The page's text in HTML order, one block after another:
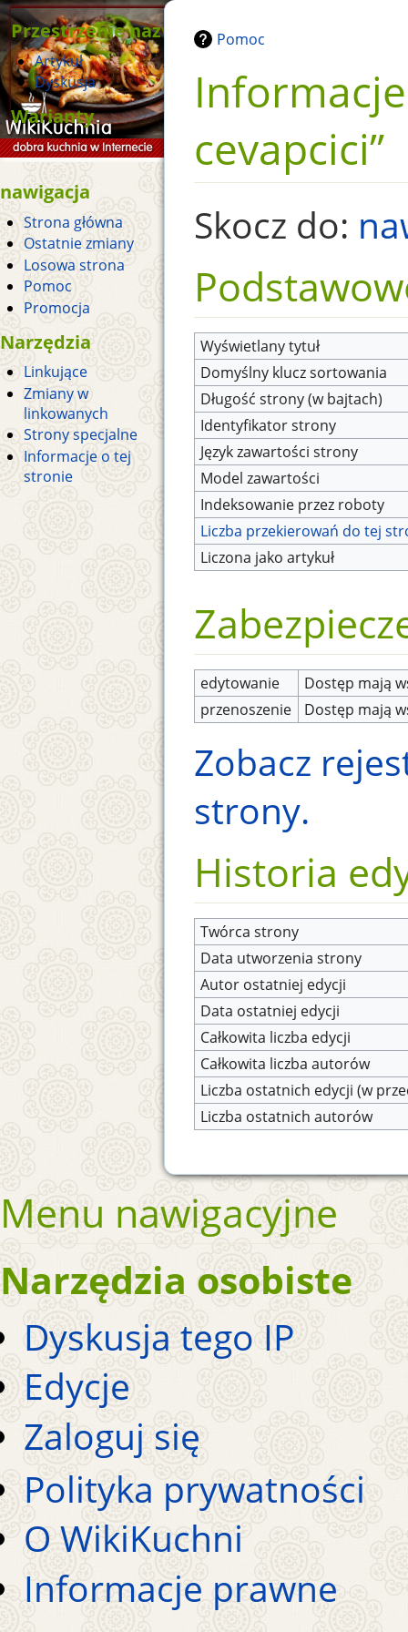
Pomoc
cevapcici”
Skocz do:
Wyświetlany tytuł
Domyślny klucz sortowania
Długość strony (w bajtach)
Identyfikator strony
Język zawartości strony
Model zawartości
Indeksowanie przez roboty
Liczba przekierowań do tej
Liczona jako artykuł
edytowanie
Dostęp mają
przenoszenie
Dostęp mają
Zobacz
strony.
Historia
Twórca strony
Data utworzenia strony
Autor ostatniej edycji
Data ostatniej edycji
Całkowita liczba edycji
Całkowita liczba autorów
Liczba ostatnich edycji (w
Liczba ostatnich autorów
Menu nawigacyjne
Narzędzia osobiste
Dyskusja tego IP
Edycje
Zaloguj się
Przestrzenie nazw
Artykuł
Dyskusja
Warianty
nawigacja
Strona główna
Ostatnie zmiany
Losowa strona
Pomoc
Promocja
Narzędzia
Linkujące
Zmiany w
linkowanych
Strony specjalne
Informacje o tej
stronie
Polityka prywatności
O WikiKuchni
Informacje prawne